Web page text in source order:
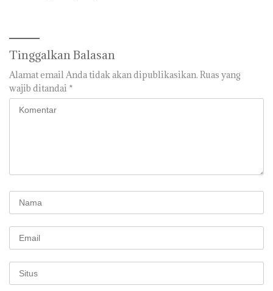
Tinggalkan Balasan
Alamat email Anda tidak akan dipublikasikan. Ruas yang
wajib ditandai *